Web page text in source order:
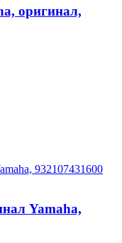
оригинал,
Yamaha,